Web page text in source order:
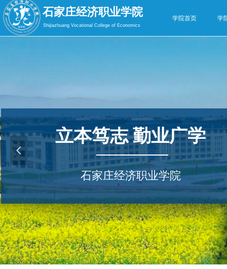
学院首页 学
石家庄经济职业学院
Shijiazhuang Vocational College of Economics
立本笃志 勤业广学
石家庄经济职业学院
넳